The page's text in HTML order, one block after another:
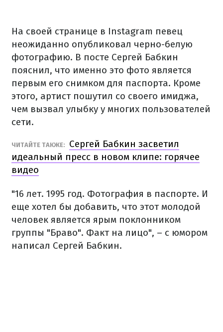
На своей странице в Instagram певец
неожиданно опубликовал черно-белую
фотографию. В посте Сергей Бабкин
пояснил, что именно это фото является
первым его снимком для паспорта. Кроме
этого, артист пошутил со своего имиджа,
чем вызвал улыбку у многих пользователей
сети.
ЧИТАЙТЕ ТАКЖЕ:
Сергей Бабкин засветил
идеальный пресс в новом клипе: горячее
видео
"16 лет. 1995 год. Фотография в паспорте. И
еще хотел бы добавить, что этот молодой
человек является ярым поклонником
группы "Браво". Факт на лицо", – с юмором
написал Сергей Бабкин.